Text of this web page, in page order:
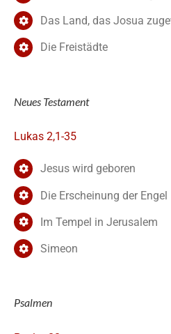
Das Land, das Josua
Die Freistädte
Neues Testament
Lukas 2,1-35
Jesus wird geboren
Die Erscheinung der Engel
Im Tempel in Jerusalem
Simeon
Psalmen